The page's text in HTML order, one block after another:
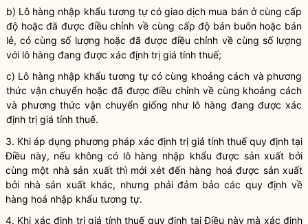
b) Lô hàng nhập khẩu tương tự có giao dịch mua bán ở cùng cấp
độ hoặc đã được điều chỉnh về cùng cấp độ bán buôn hoặc bán
lẻ, có cùng số lượng hoặc đã được điều chỉnh về cùng số lượng
với lô hàng đang được xác định trị giá tính thuế;
c) Lô hàng nhập khẩu tương tự có cùng khoảng cách và phương
thức vận chuyển hoặc đã được điều chỉnh về cùng khoảng cách
và phương thức vận chuyển giống như lô hàng đang được xác
định trị giá tính thuế.
3. Khi áp dụng phương pháp xác định trị giá tính thuế quy định tại
Điều này, nếu không có lô hàng nhập khẩu được sản xuất bởi
cùng một nhà sản xuất thì mới xét đến hàng hoá được sản xuất
bởi nhà sản xuất khác, nhưng phải đảm bảo các quy định về
hàng hoá nhập khẩu tương tự.
4. Khi xác định trị giá tính thuế quy định tại Điều này mà xác định